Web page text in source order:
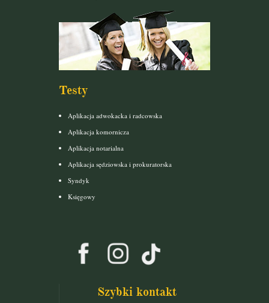
Testy
Aplikacja adwokacka i radcowska
Aplikacja komornicza
Aplikacja notarialna
Aplikacja sędziowska i prokuratorska
Syndyk
Księgowy
Szybki kontakt